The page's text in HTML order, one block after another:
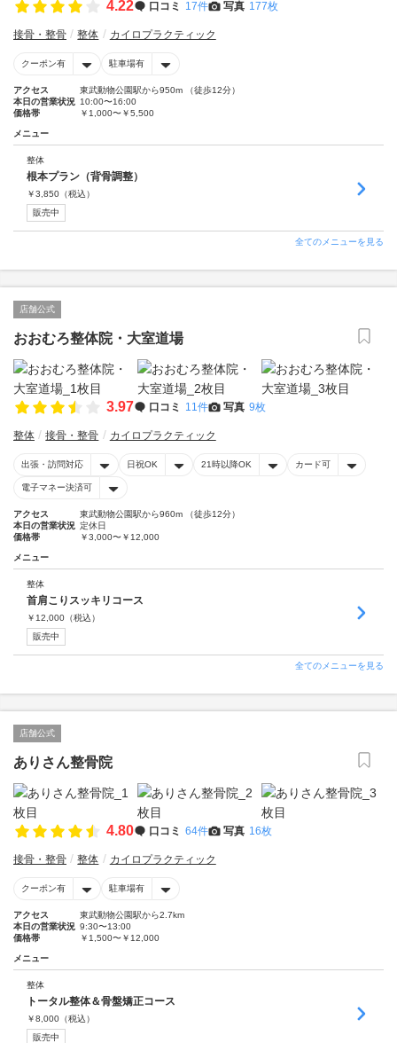
4.22 口コミ 17件 写真 177枚
接骨・整骨 整体 カイロプラクティック
クーポン有 駐車場有
アクセス
東武動物公園駅から950m （徒歩12分）
本日の営業状況 10:00〜16:00
価格帯
￥1,000〜￥5,500
メニュー
整体
根本プラン（背骨調整）
￥3,850 （税込）
販売中
全てのメニューを見る
店舗公式
おおむろ整体院・大室道場
3.97 口コミ 11件 写真 9枚
整体 接骨・整骨 カイロプラクティック
出張・訪問対応 日祝OK 21時以降OK カード可
電子マネー決済可
アクセス
東武動物公園駅から960m （徒歩12分）
本日の営業状況 定休日
価格帯
￥3,000〜￥12,000
メニュー
整体
首肩こりスッキリコース
￥ 12,000 （税込）
販売中
全てのメニューを見る
店舗公式
ありさん整骨院
4.80 口コミ 64件 写真 16枚
接骨・整骨 整体 カイロプラクティック
クーポン有 駐車場有
アクセス
東武動物公園駅から2.7km
本日の営業状況 9:30〜13:00
価格帯
￥1,500〜￥12,000
メニュー
整体
トータル整体＆骨盤矯正コース
￥8,000 （税込）
販売中